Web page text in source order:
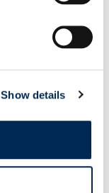
Show details